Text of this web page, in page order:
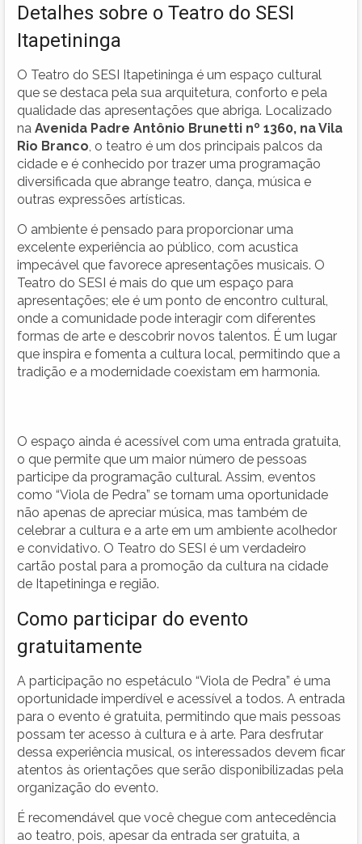
Detalhes sobre o Teatro do SESI
Itapetininga
O Teatro do SESI Itapetininga é um espaço cultural
que se destaca pela sua arquitetura, conforto e pela
qualidade das apresentações que abriga. Localizado
na Avenida Padre Antônio Brunetti nº 1360, na Vila
Rio Branco , o teatro é um dos principais palcos da
cidade e é conhecido por trazer uma programação
diversificada que abrange teatro, dança, música e
outras expressões artísticas.
O ambiente é pensado para proporcionar uma
excelente experiência ao público, com acustica
impecável que favorece apresentações musicais. O
Teatro do SESI é mais do que um espaço para
apresentações; ele é um ponto de encontro cultural,
onde a comunidade pode interagir com diferentes
formas de arte e descobrir novos talentos. É um lugar
que inspira e fomenta a cultura local, permitindo que a
tradição e a modernidade coexistam em harmonia.
O espaço ainda é acessível com uma entrada gratuita,
o que permite que um maior número de pessoas
participe da programação cultural. Assim, eventos
como “Viola de Pedra” se tornam uma oportunidade
não apenas de apreciar música, mas também de
celebrar a cultura e a arte em um ambiente acolhedor
e convidativo. O Teatro do SESI é um verdadeiro
cartão postal para a promoção da cultura na cidade
de Itapetininga e região.
Como participar do evento
gratuitamente
A participação no espetáculo “Viola de Pedra” é uma
oportunidade imperdível e acessível a todos. A entrada
para o evento é gratuita, permitindo que mais pessoas
possam ter acesso à cultura e à arte. Para desfrutar
dessa experiência musical, os interessados devem ficar
atentos às orientações que serão disponibilizadas pela
organização do evento.
É recomendável que você chegue com antecedência
ao teatro, pois, apesar da entrada ser gratuita, a